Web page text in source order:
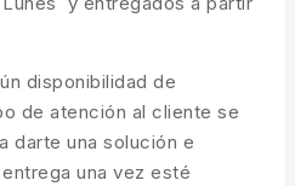
disponibilidad de
de atención al cliente se
darte una solución e
una vez esté